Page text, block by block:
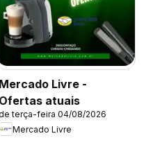
Mercado Livre -
Ofertas atuais
terça-feira 04/08/2026
Mercado Livre